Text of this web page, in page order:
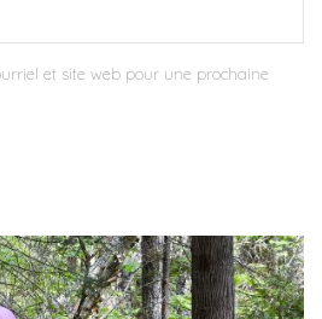
et site web pour une prochaine